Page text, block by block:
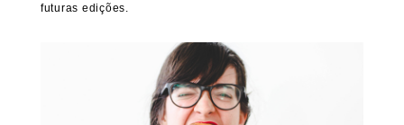
futuras edições.